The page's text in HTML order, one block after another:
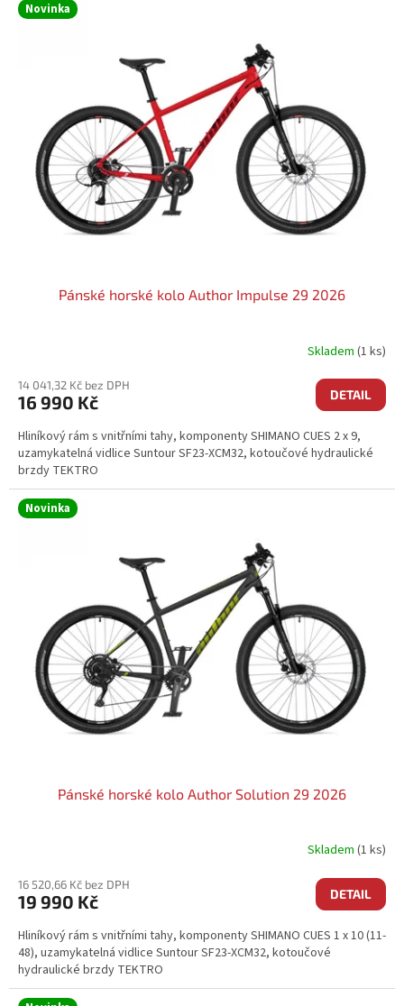
Novinka
Pánské horské kolo Author Impulse 29 2026
Skladem (1 ks)
14 041,32 Kč bez DPH
16 990 Kč DETAIL
Hliníkový rám s vnitřními tahy, komponenty SHIMANO CUES 2 x 9,
uzamykatelná vidlice Suntour SF23-XCM32, kotoučové hydraulické
brzdy TEKTRO
Novinka
Pánské horské kolo Author Solution 29 2026
Skladem (1 ks)
16 520,66 Kč bez DPH
19 990 Kč DETAIL
Hliníkový rám s vnitřními tahy, komponenty SHIMANO CUES 1 x 10 (11-
48), uzamykatelná vidlice Suntour SF23-XCM32, kotoučové
hydraulické brzdy TEKTRO